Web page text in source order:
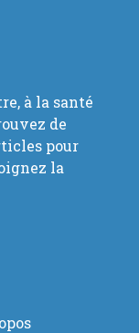
à la santé
de
pour
la